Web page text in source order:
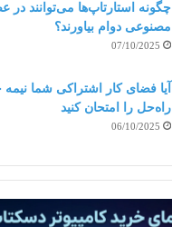
چگونه استارتاپ‌ها می‌توانند
مصنوعی دوام بیاورند؟
07/10/2025
آیا فضای کار اشتراکی شما
راه‌حل را امتحان کنید
06/10/2025